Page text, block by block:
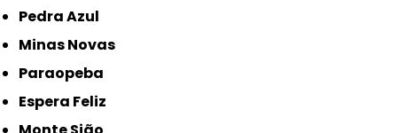
Pedra Azul
Minas Novas
Paraopeba
Espera Feliz